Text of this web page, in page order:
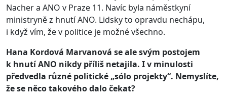
Nacher a ANO v Praze 11. Navíc byla náměstkyní
ministryně z hnutí ANO. Lidsky to opravdu nechápu,
i když vím, že v politice je možné všechno.
Hana Kordová Marvanová se ale svým postojem
k hnutí ANO nikdy příliš netajila. I v minulosti
předvedla různé politické „sólo projekty“. Nemyslíte,
že se něco takového dalo čekat?